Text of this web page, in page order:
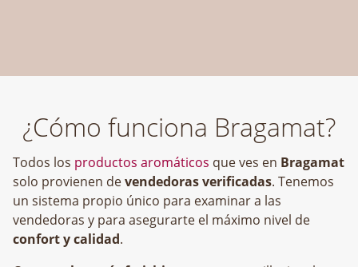
¿Cómo funciona Bragamat?
Todos los productos aromáticos que ves en Bragamat
solo provienen devendedoras verificadas. Tenemos
un sistema propio único para examinar a las
vendedoras y para asegurarte el máximo nivel de
confort y calidad.